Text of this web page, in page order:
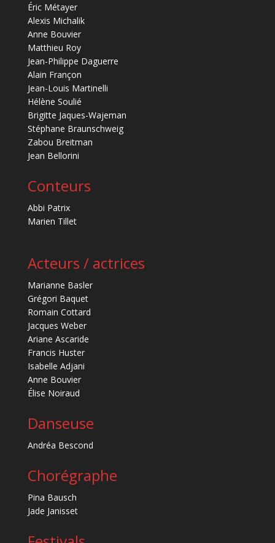
Éric Métayer
Alexis Michalik
Anne Bouvier
Matthieu Roy
Jean-Philippe Daguerre
Alain Françon
Jean-Louis Martinelli
Hélène Soulié
Brigitte Jaques-Wajeman
Stéphane Braunschweig
Zabou Breitman
Jean Bellorini
Conteurs
Abbi Patrix
Marien Tillet
Acteurs / actrices
Marianne Basler
Grégori Baquet
Romain Cottard
Jacques Weber
Ariane Ascaride
Francis Huster
Isabelle Adjani
Anne Bouvier
Élise Noiraud
Danseuse
Andréa Bescond
Chorégraphe
Pina Bausch
Jade Janisset